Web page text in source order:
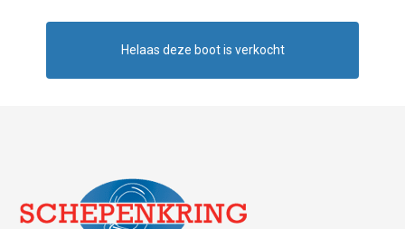
Helaas deze boot is verkocht